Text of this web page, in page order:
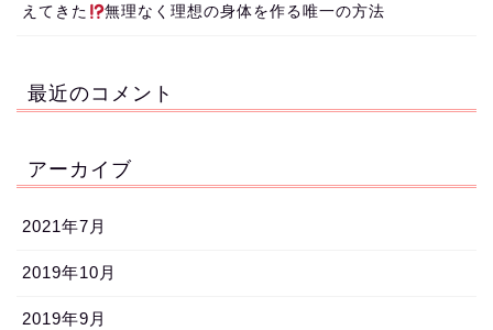
えてきた
無理なく理想の身体を作る唯一の方法
最近のコメント
アーカイブ
2021年7月
2019年10月
2019年9月